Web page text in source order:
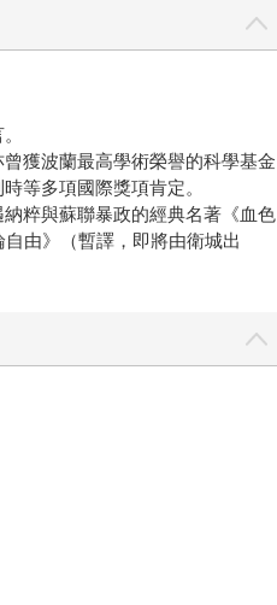
獲波蘭最高學術榮譽的科學基金
等多項國際獎項肯定。
粹與蘇聯暴政的經典名著《血色
由》（暫譯，即將由衛城出